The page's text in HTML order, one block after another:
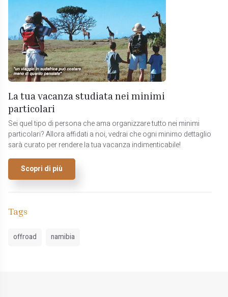
La tua vacanza studiata nei minimi
particolari
Sei quel tipo di persona che ama organizzare tutto nei minimi
particolari? Allora affidati a noi, vedrai che ogni minimo dettaglio
sarà curato per rendere la tua vacanza indimenticabile!
Scopri di più
Tags
offroad namibia